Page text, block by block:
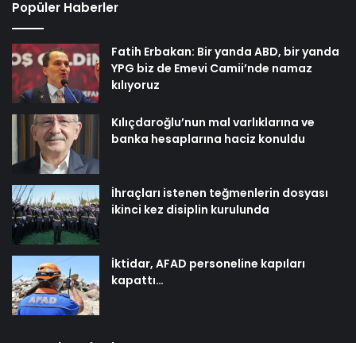
Popüler Haberler
Fatih Erbakan: Bir yanda ABD, bir yanda
YPG biz de Emevi Camii’nde namaz
kılıyoruz
Kılıçdaroğlu’nun mal varlıklarına ve
banka hesaplarına haciz konuldu
İhraçları istenen teğmenlerin dosyası
ikinci kez disiplin kurulunda
İktidar, AFAD personeline kapıları
kapattı…